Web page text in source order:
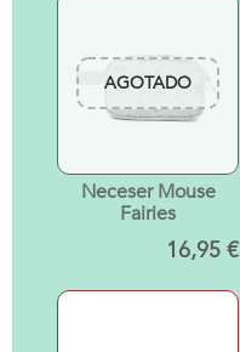
AGOTADO
Neceser Mouse
Fairies
16,95 €